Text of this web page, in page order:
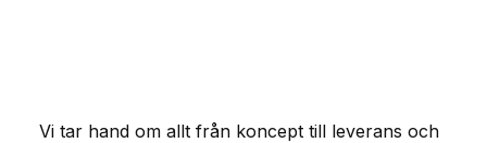
Vi tar hand om allt från koncept till leverans och